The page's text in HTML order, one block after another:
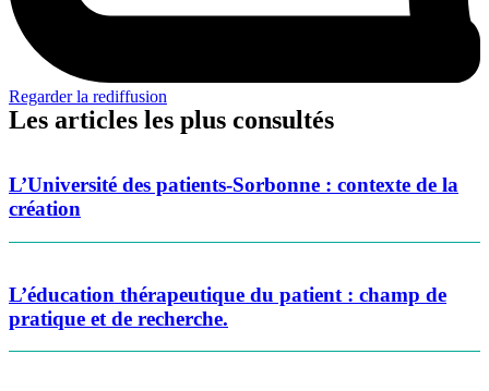
Regarder la rediffusion
Les articles les plus consultés
L’Université des patients-Sorbonne : contexte de la
création
L’éducation thérapeutique du patient : champ de
pratique et de recherche.